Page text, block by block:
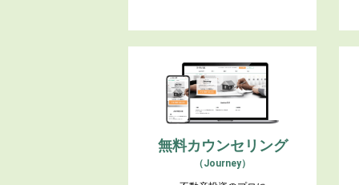
無料カウンセリング
（Journey）